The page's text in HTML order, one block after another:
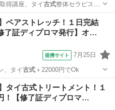
得講座、タイ古式整体セラピスト
史からマッサー…
ペアストレッチ！１日完結
了証ディプロマ発行】オ…
提携サイト 7月25日
、タイ古式＋22000円でOk
タイ古式トリートメント！１
！【修了証ディプロマ…